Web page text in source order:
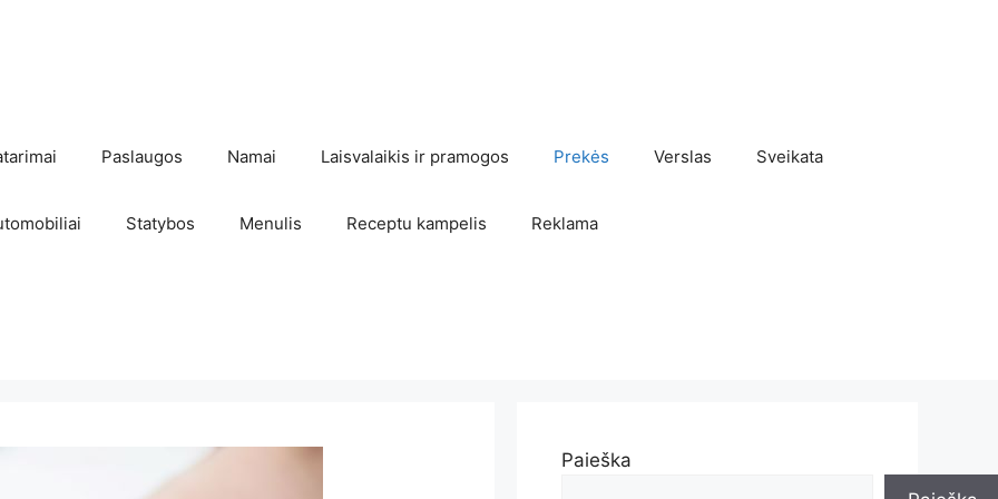
Paslaugos Namai Laisvalaikis ir pramogos Prekės Verslas Sveikata
Statybos Menulis Receptu kampelis Reklama
Paieška